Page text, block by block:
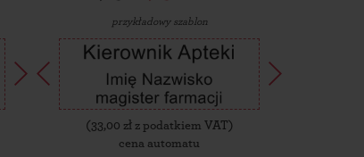
przykładowy szablon
( 33,00 zł z podatkiem VAT)
cena automatu